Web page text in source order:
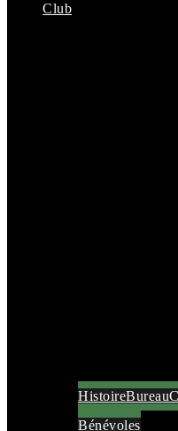
Club
HistoireBureau
Bénévoles